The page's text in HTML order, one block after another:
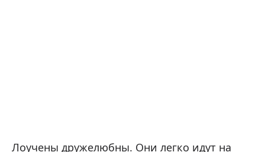
Лоучены дружелюбны. Они легко идут на